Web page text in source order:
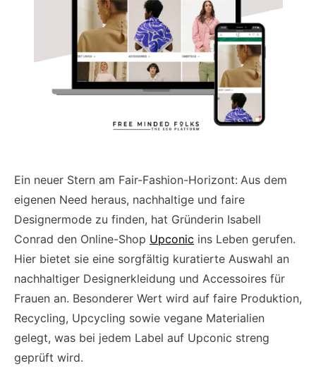
Ein neuer Stern am Fair-Fashion-Horizont: Aus dem
eigenen Need heraus, nachhaltige und faire
Designermode zu finden, hat Gründerin Isabell
Conrad den Online-Shop Upconic ins Leben gerufen.
Hier bietet sie eine sorgfältig kuratierte Auswahl an
nachhaltiger Designerkleidung und Accessoires für
Frauen an. Besonderer Wert wird auf faire Produktion,
Recycling, Upcycling sowie vegane Materialien
gelegt, was bei jedem Label auf Upconic streng
geprüft wird.